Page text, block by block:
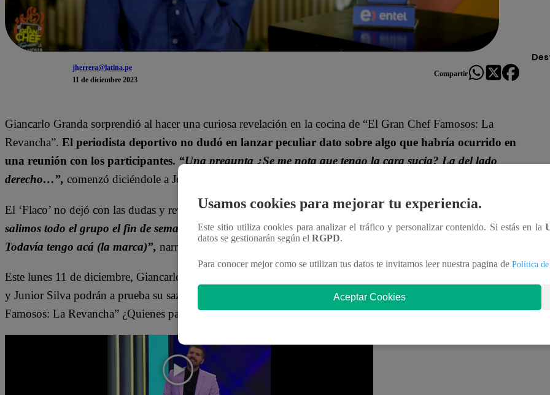
jherrera@latina.pe
11 de diciembre 2023
Compartir
Giancarlo Granda sorprendió al hacer una curiosa revelación en la cocina de “El Gran Chef Famosos: La
Revancha”. El periodista deportivo no dudó en lanzar peculiar dato sobre algo que habría ocurrido en
una reunión con los participantes. “Una pregunta ¿Se me nota que tengo la cara sucia? La del lado
derecho…”, comenzó diciéndole a José Peláez, quien se paseaba por todas las estaciones.
El ‘Flaco’ no dejó con las dudas y reveló lo que habría sucedido en el confesionario.“La verdad es que
salimos todo el grupo el fin de semana. Mayrita me dio un beso en el cachete y no me he lavado la cara.
Todavía tengo acá (la marca)”, narró Giancarlo.
Este lunes 11 de diciembre, Giancarlo Granda, Mayra Goñi, Karina Calmet, Susan León, Armando Machuca
y Junior Silva podrán a prueba su sazón para intentar salvarse de la noche de sentencia de “El Gran Chef
Famosos: La Revancha” ¿Quienes pasarán a la siguiente etapa?
Usamos cookies para mejorar tu experiencia.
Este sitio utiliza cookies para analizar el tráfico y personalizar contenido. Si estás en la
datos se gestionarán según el RGPD.
Para conocer mejor como se utilizan tus datos te invitamos leer nuestra pagina de Política
Aceptar Cookies